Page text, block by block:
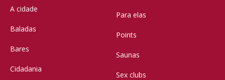
A cidade
Baladas
Bares
Cidadania
Para elas
Points
Saunas
Sex clubs